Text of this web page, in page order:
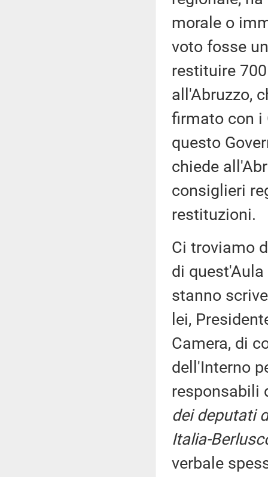
morale o
voto fosse
restituire
all'Abruzzo,
firmato con i
questo
chiede
consiglieri
restituzioni.
Ci troviamo
di
stanno
lei,
Camera, di
dell'Interno
responsabili
dei deputati
Italia-
verbale